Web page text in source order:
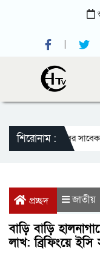
শিরোনাম :
জাতীয় প্রেসক্লাবের
প্রচ্ছদ জাতীয়
বাড়ি বাড়ি
লাখ: ব্রিফিংয়ে ইসি